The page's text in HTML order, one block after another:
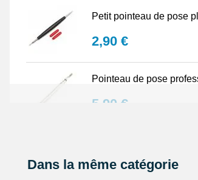
Petit pointeau de pose
2,90 €
Pointeau de pose
5,90 €
32,90 €
Dans la même catégorie